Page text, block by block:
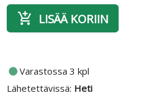
add_shopping_cart LISÄÄ KORIIN
fiber_manual_recordVarastossa 3 kpl
Lähetettävissä: Heti